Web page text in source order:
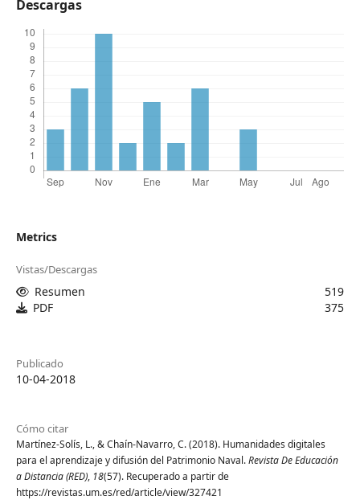
Descargas
Metrics
Vistas/Descargas
Resumen
519
PDF
375
Publicado
10-04-2018
Cómo citar
Martínez-Solís, L., & Chaín-Navarro, C. (2018). Humanidades digitales
para el aprendizaje y difusión del Patrimonio Naval.Revista De Educación
a Distancia (RED), 18(57). Recuperado a partir de
https://revistas.um.es/red/article/view/327421